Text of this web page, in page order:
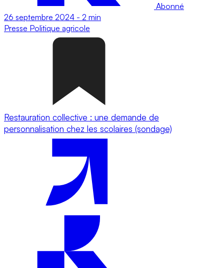
Abonné
26 septembre 2024 - 2 min
Presse Politique agricole
Restauration collective : une demande de
personnalisation chez les scolaires (sondage)